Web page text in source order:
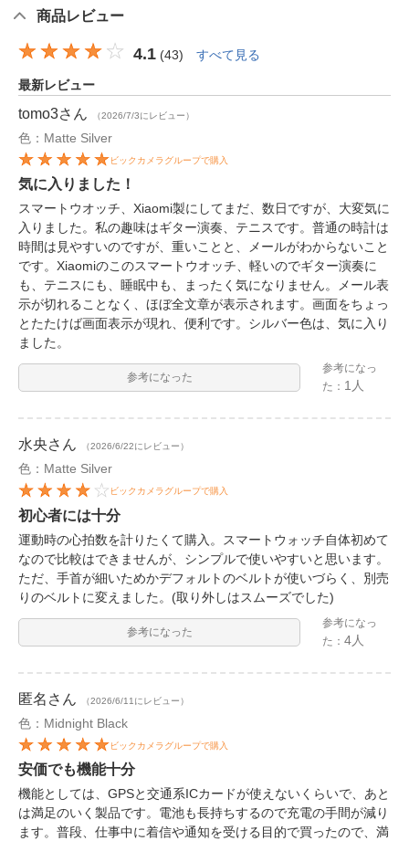
商品レビュー
4.1 (43) すべて見る
最新レビュー
tomo3さん （2026/7/3にレビュー）
色：Matte Silver
ビックカメラグループで購入
気に入りました！
スマートウオッチ、Xiaomi製にしてまだ、数日ですが、大変気に
入りました。私の趣味はギター演奏、テニスです。普通の時計は
時間は見やすいのですが、重いことと、メールがわからないこと
です。Xiaomiのこのスマートウオッチ、軽いのでギター演奏に
も、テニスにも、睡眠中も、まったく気になりません。メール表
示が切れることなく、ほぼ全文章が表示されます。画面をちょっ
とたたけば画面表示が現れ、便利です。シルバー色は、気に入り
ました。
参考になった
参考になっ
た： 1人
水央さん （2026/6/22にレビュー）
色：Matte Silver
ビックカメラグループで購入
初心者には十分
運動時の心拍数を計りたくて購入。スマートウォッチ自体初めて
なので比較はできませんが、シンプルで使いやすいと思います。
ただ、手首が細いためかデフォルトのベルトが使いづらく、別売
りのベルトに変えました。(取り外しはスムーズでした)
参考になった
参考になっ
た：4人
匿名 さん （2026/6/11にレビュー）
色：Midnight Black
ビックカメラグループで購入
安価でも機能十分
機能としては、GPSと交通系ICカードが使えないくらいで、あと
は満足のいく製品です。電池も長持ちするので充電の手間が減り
ます。普段、仕事中に着信や通知を受ける目的で買ったので、満